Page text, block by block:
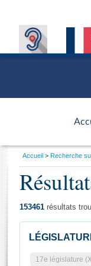
Vous
Accueil Recherche
153461 résultats
17e législature